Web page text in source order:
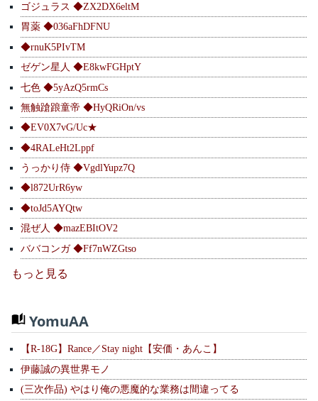
ゴジュラス ◆ZX2DX6eltM
胃薬 ◆036aFhDFNU
◆rnuK5PIvTM
ゼゲン星人 ◆E8kwFGHptY
七色 ◆5yAzQ5rmCs
無触蹌踉童帝 ◆HyQRiOn/vs
◆EV0X7vG/Uc★
◆4RALeHt2Lppf
うっかり侍 ◆VgdlYupz7Q
◆l872UrR6yw
◆toJd5AYQtw
混ぜ人 ◆mazEBItOV2
ババコンガ ◆Ff7nWZGtso
もっと見る
YomuAA
【R-18G】Rance／Stay night【安価・あんこ】
伊藤誠の異世界モノ
(三次作品) やはり俺の悪魔的な業務は間違ってる